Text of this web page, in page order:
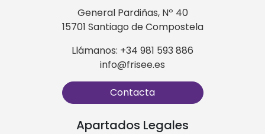
General Pardiñas, Nº 40
15701 Santiago de Compostela
Llámanos: +34 981 593 886
info@frisee.es
Contacta
Apartados Legales